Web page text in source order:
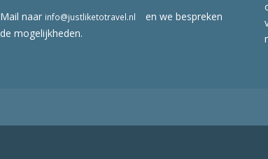
Mail naar info@justliketotravel.nl
en we bespreken
de mogelijkheden.